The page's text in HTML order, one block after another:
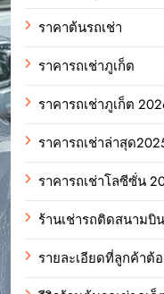
ราคาต้นรถเช่า
ราคารถเช่าภูเก็ต
ราคารถเช่าภูเก็ต
ราคารถเช่าล่าสุด
ราคารถเช่าโลซีซั่น
ร้านเช่ารถติดสนามบิน
รายละเอียดที่ลูกค้าต้